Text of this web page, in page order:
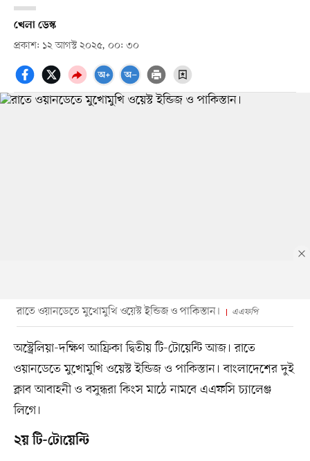
খেলা ডেস্ক
প্রকাশ: ১২ আগস্ট ২০২৫, ০০: ৩০
রাতে ওয়ানডেতে মুখোমুখি ওয়েস্ট ইন্ডিজ ও পাকিস্তান। এএফপি
অস্ট্রেলিয়া-দক্ষিণ আফ্রিকা দ্বিতীয় টি-টোয়েন্টি আজ। রাতে
ওয়ানডেতে মুখোমুখি ওয়েস্ট ইন্ডিজ ও পাকিস্তান। বাংলাদেশের দুই
ক্লাব আবাহনী ও বসুন্ধরা কিংস মাঠে নামবে এএফসি চ্যালেঞ্জ
লিগে।
২য় টি-টোয়েন্টি